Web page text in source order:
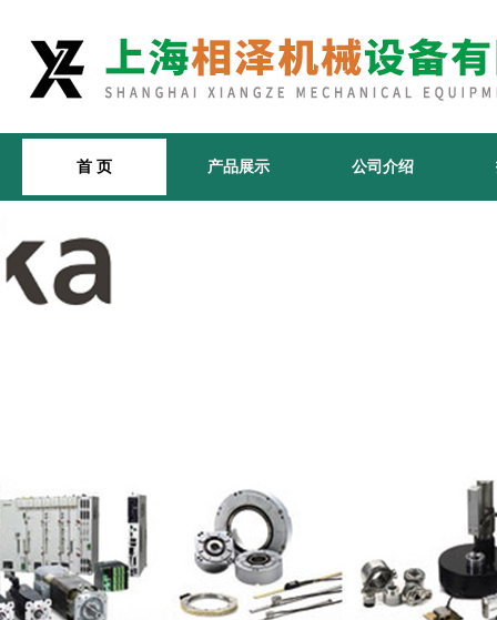
首 页 产品展示 公司介绍